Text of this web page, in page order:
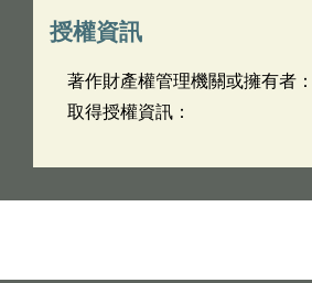
授權資訊
著作財產權管理機關或擁有者：
取得授權資訊：